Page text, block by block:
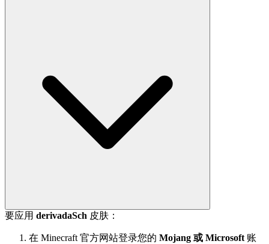
要应用 derivadaSch 皮肤：
在 Minecraft 官方网站登录您的 Mojang 或 Microsoft 账